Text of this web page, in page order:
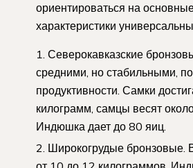
ориентироваться на
характеристики
Северокавказские
средними, но стабильными,
продуктивности. Самки
килограмм, самцы весят
Индюшка дает до 80 яиц.
Широкогрудые бронзовые.